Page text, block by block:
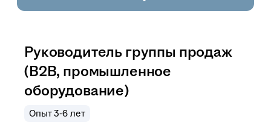
Руководитель группы продаж
(B2B, промышленное
оборудование)
Опыт 3-6 лет